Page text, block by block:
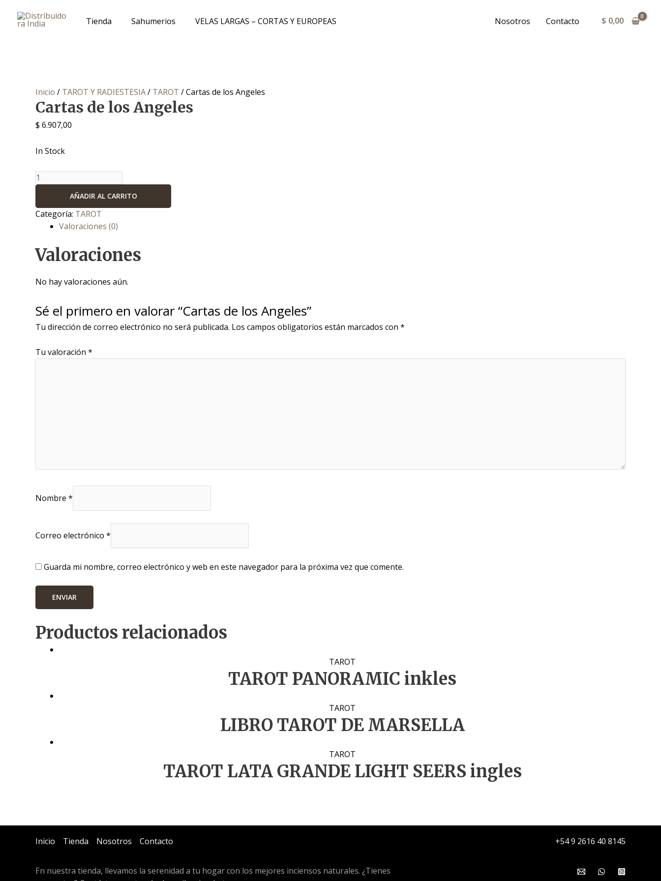
contenido
Tienda Sahumerios VELAS LARGAS – CORTAS Y EUROPEAS Nosotros Contacto $ 0,00
Inicio / TAROT Y RADIESTESIA/ TAROT / Cartas de los Angeles
Cartas de los Angeles
$ 6.907,00
In Stock
de
los
AÑADIR AL CARRITO
Categoría: TAROT
Valoraciones (0)
Valoraciones
No hay valoraciones aún.
Sé el primero en valorar “Cartas de los Angeles”
Tu dirección de correo electrónico no será publicada. Los campos obligatorios están marcados con *
Tu valoración *
Nombre *
Correo electrónico *
Guarda mi nombre, correo electrónico y web en este navegador para la próxima vez que comente.
Productos relacionados
TAROT
TAROT PANORAMIC inkles
TAROT
LIBRO TAROT DE MARSELLA
TAROT
TAROT LATA GRANDE LIGHT SEERS ingles
Inicio Tienda Nosotros Contacto +54 9 2616 40 8145
En nuestra tienda, llevamos la serenidad a tu hogar con los mejores inciensos naturales. ¿Tienes
Cartas de los Angeles
Cartas